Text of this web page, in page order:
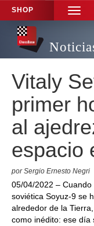
SHOP
TOGGLE
Vitaly
primer
al
espacio
por Sergio Ernesto Negri
05/04/2022 –
soviética Soyuz-9 se
alrededor de la
como inédito: ese día